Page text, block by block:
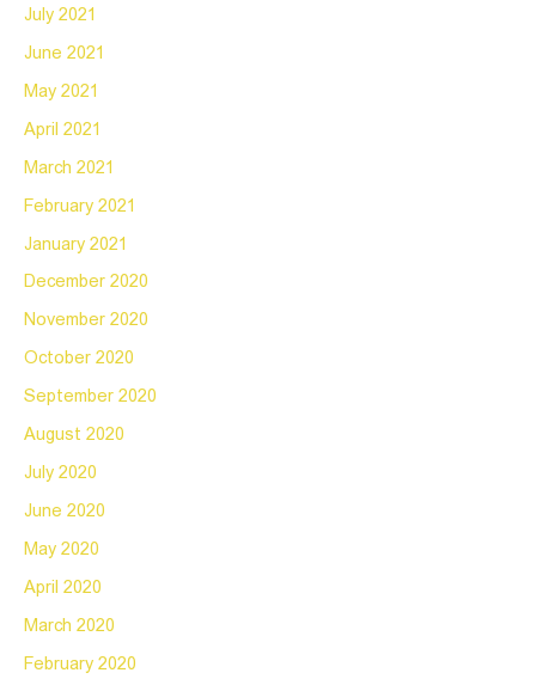
July 2021
June 2021
May 2021
April 2021
March 2021
February 2021
January 2021
December 2020
November 2020
October 2020
September 2020
August 2020
July 2020
June 2020
May 2020
April 2020
March 2020
February 2020